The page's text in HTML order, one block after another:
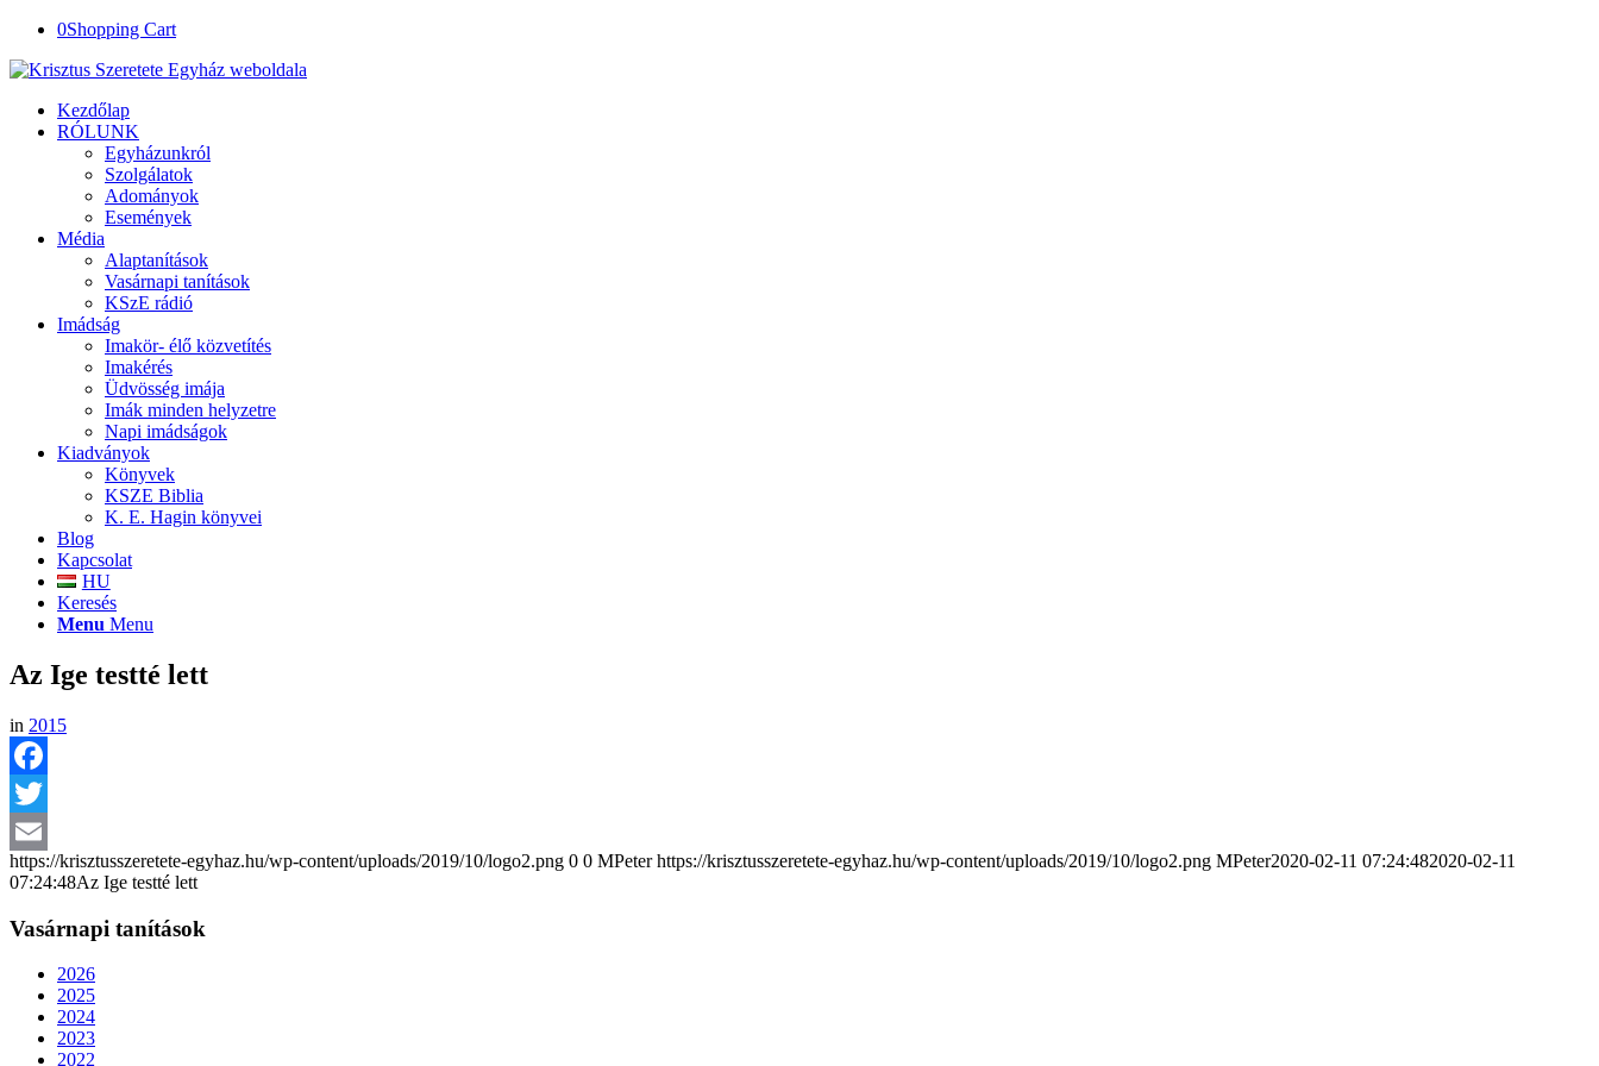
0Shopping Cart
Kezdőlap
RÓLUNK
Egyházunkról
Szolgálatok
Adományok
Események
Média
Alaptanítások
Vasárnapi tanítások
KSzE rádió
Imádság
Imakör- élő közvetítés
Imakérés
Üdvösség imája
Imák minden helyzetre
Napi imádságok
Kiadványok
Könyvek
KSZE Biblia
K. E. Hagin könyvei
Blog
Kapcsolat
HU
Keresés
Menu Menu
Az Ige testté lett
in 2015
Facebook
Twitter
Email
https://krisztusszeretete-egyhaz.hu/wp-content/uploads/2019/10/logo2.png 0 0 MPeter https://krisztusszeretete-egyhaz.hu/wp-content/uploads/2019/10/logo2.png MPeter2020-02-11 07:24:482020-02-11
07:24:48Az Ige testté lett
Vasárnapi tanítások
2026
2025
2024
2023
2022